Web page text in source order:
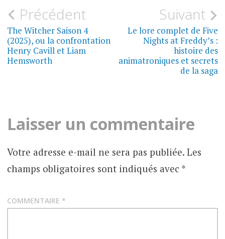
LES
LIVRES
BLOOD
Navigation
de
l’article
Précédent
The Witcher Saison 4
(2025), ou la confrontation
Henry Cavill et Liam
Hemsworth
Suivant
Le lore complet de Five
Nights at Freddy’s :
histoire des
animatroniques et secrets
de la saga
Laisser un commentaire
Votre adresse e-mail ne sera pas publiée. Les
champs obligatoires sont indiqués avec *
COMMENTAIRE *